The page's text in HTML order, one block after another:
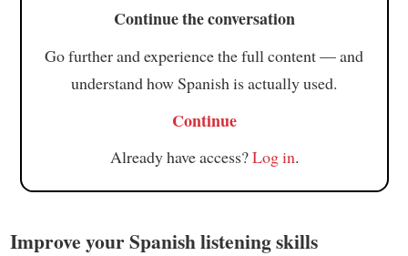
Continue the conversation
Go further and experience the full content — and
understand how Spanish is actually used.
Continue
Already have access?Log in.
Improve your Spanish listening skills